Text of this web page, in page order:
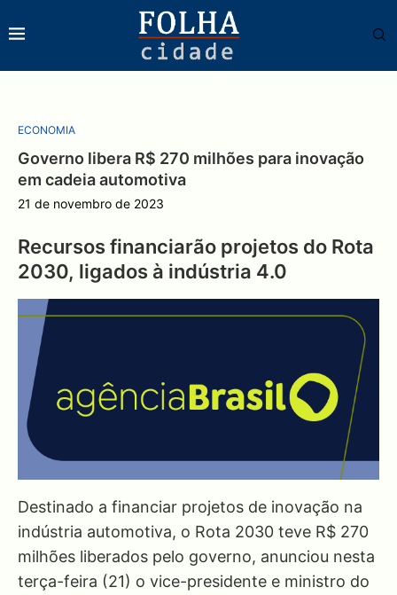
ECONOMIA
Governo libera R$ 270 milhões para inovação
em cadeia automotiva
21 de novembro de 2023
Recursos financiarão projetos do Rota
2030, ligados à indústria 4.0
Destinado a financiar projetos de inovação na
indústria automotiva, o Rota 2030 teve R$ 270
milhões liberados pelo governo, anunciou nesta
terça-feira (21) o vice-presidente e ministro do